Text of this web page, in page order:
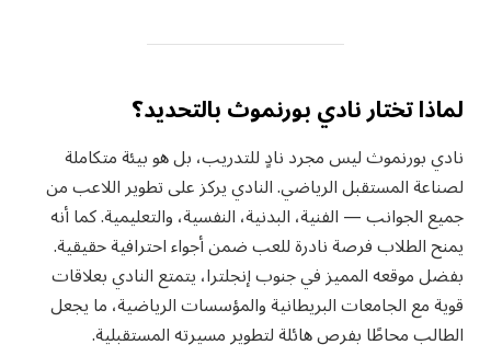
لماذا تختار نادي بورنموث بالتحديد؟
نادي بورنموث ليس مجرد نادٍ للتدريب، بل هو بيئة متكاملة
لصناعة المستقبل الرياضي. النادي يركز على تطوير اللاعب من
جميع الجوانب — الفنية، البدنية، النفسية، والتعليمية. كما أنه
يمنح الطلاب فرصة نادرة للعب ضمن أجواء احترافية حقيقية.
بفضل موقعه المميز في جنوب إنجلترا، يتمتع النادي بعلاقات
قوية مع الجامعات البريطانية والمؤسسات الرياضية، ما يجعل
الطالب محاطًا بفرص هائلة لتطوير مسيرته المستقبلية.